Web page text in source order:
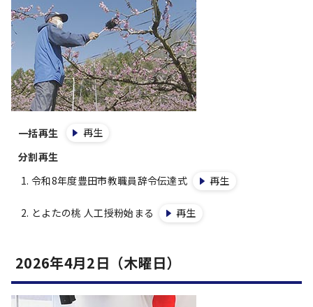
一括再生
再生
分割再生
令和8年度豊田市教職員辞令伝達式
再生
とよたの桃 人工授粉始まる 再生
2026年4月2日（木曜日）